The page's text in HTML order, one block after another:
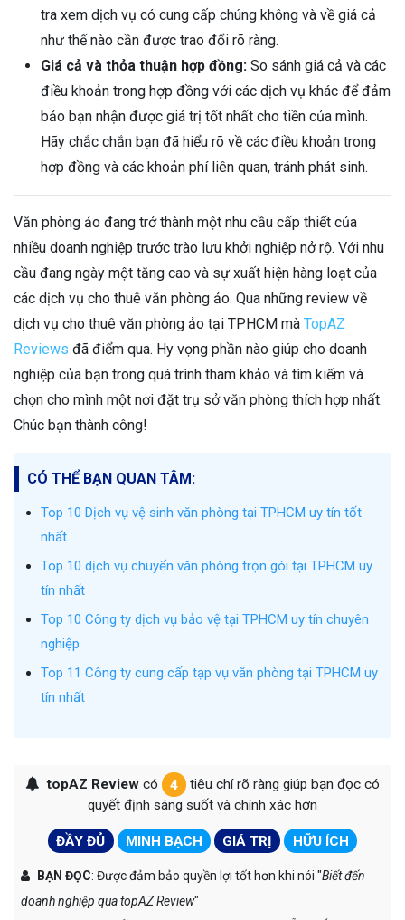
tra xem dịch vụ có cung cấp chúng không và về giá cả
như thế nào cần được trao đổi rõ ràng.
Giá cả và thỏa thuận hợp đồng: So sánh giá cả và các
điều khoản trong hợp đồng với các dịch vụ khác để đảm
bảo bạn nhận được giá trị tốt nhất cho tiền của mình.
Hãy chắc chắn bạn đã hiểu rõ về các điều khoản trong
hợp đồng và các khoản phí liên quan, tránh phát sinh.
Văn phòng ảo đang trở thành một nhu cầu cấp thiết của
nhiều doanh nghiệp trước trào lưu khởi nghiệp nở rộ. Với nhu
cầu đang ngày một tăng cao và sự xuất hiện hàng loạt của
các dịch vụ cho thuê văn phòng ảo. Qua những review về
dịch vụ cho thuê văn phòng ảo tại TPHCM mà TopAZ
Reviews đã điểm qua. Hy vọng phần nào giúp cho doanh
nghiệp của bạn trong quá trình tham khảo và tìm kiếm và
chọn cho mình một nơi đặt trụ sở văn phòng thích hợp nhất.
Chúc bạn thành công!
CÓ THỂ BẠN QUAN TÂM:
Top 10 Dịch vụ vệ sinh văn phòng tại TPHCM uy tín tốt
nhất
Top 10 dịch vụ chuyển văn phòng trọn gói tại TPHCM uy
tín nhất
Top 10 Công ty dịch vụ bảo vệ tại TPHCM uy tín chuyên
nghiệp
Top 11 Công ty cung cấp tạp vụ văn phòng tại TPHCM uy
tín nhất
topAZ Reviewcó 4
tiêu chí rõ ràng giúp bạn đọc có
quyết định sáng suốt và chính xác hơn
ĐẦY ĐỦ MINH BẠCH GIÁ TRỊ HỮU ÍCH
BẠN ĐỌC: Được đảm bảo quyền lợi tốt hơn khi nói "Biết đến
doanh nghiệp qua topAZ Review"